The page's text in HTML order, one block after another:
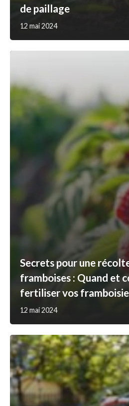
de paillage
12 mai 2024
Secrets pour une
framboises : Quand et
fertiliser vos
12 mai 2024